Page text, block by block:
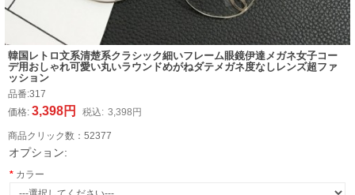
韓国レトロ文系清楚系クラシック細いフレーム眼鏡伊達メガネ女子コー
デ用おしゃれ可愛い丸いラウンドめがねダテメガネ度なしレンズ超ファ
ッション
品番:317
価格: 3,398円 税込: 3,398円
商品クリック数： 52377
オプション:
カラー